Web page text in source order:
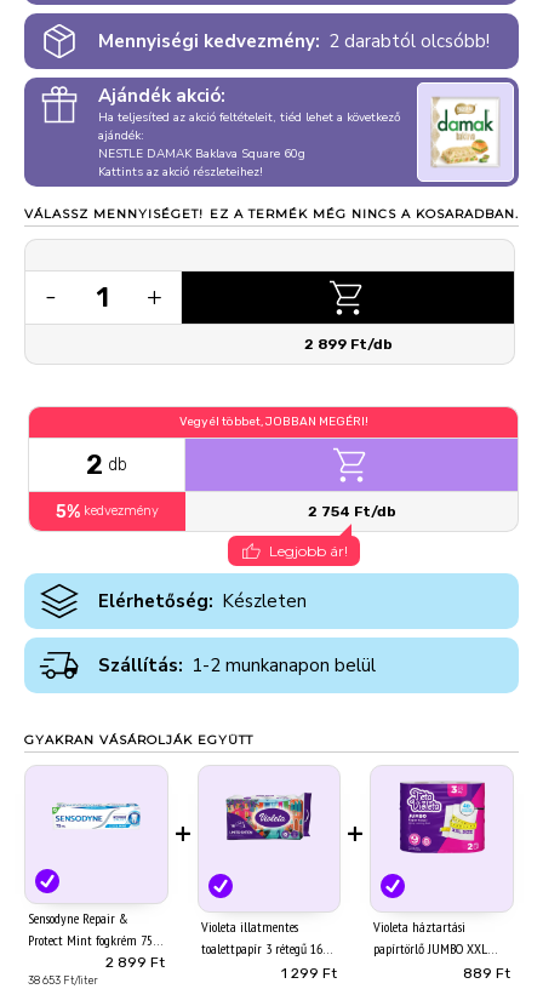
Mennyiségi kedvezmény: 2 darabtól olcsóbb!
Ajándék akció:
Ha teljesíted az akció feltételeit, tiéd lehet a következő
ajándék:
NESTLE DAMAK Baklava Square 60g
Kattints az akció részleteihez!
VÁLASSZ MENNYISÉGET! EZ A TERMÉK MÉG NINCS A KOSARADBAN.
- 1 +
2 899 Ft/db
Vegyél többet, JOBBAN MEGÉRI!
2 db
5% kedvezmény 2 754 Ft/db
Legjobb ár!
Elérhetőség: Készleten
Szállítás: 1-2 munkanapon belül
GYAKRAN VÁSÁROLJÁK EGYÜTT
Sensodyne Repair &
Protect Mint fogkrém 75
2 899 Ft
38 653 Ft/liter
+
Violeta illatmentes
toalettpapír 3 rétegű 16
tekercs Limited Edition
1 299 Ft
+
Violeta háztartási
papírtörlő JUMBO XXL
prémium 3 réteg/2889 Ft